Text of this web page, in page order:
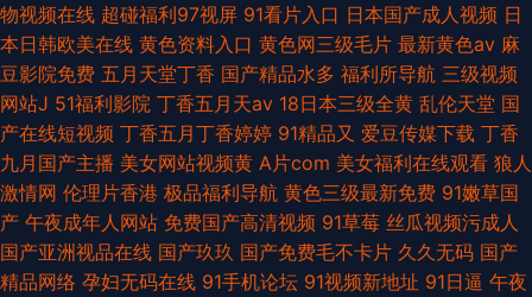
物视频在线 超碰福利97视屏 91看片入口 日本国产成人视频 日
本日韩欧美在线 黄色资料入口 黄色网三级毛片 最新黄色av 麻
豆影院免费 五月天堂丁香 国产精品水多 福利所导航 三级视频
网站J 51福利影院 丁香五月天av 18日本三级全黄 乱伦天堂 国
产在线短视频 丁香五月丁香婷婷 91精品又 爱豆传媒下载 丁香
九月国产主播 美女网站视频黄 A片com 美女福利在线观看 狼人
激情网 伦理片香港 极品福利导航 黄色三级最新免费 91嫩草国
产 午夜成年人网站 免费国产高清视频 91草莓 丝瓜视频污成人
国产亚洲视品在线 国产玖玖 国产免费毛不卡片 久久无码 国产
精品网络 孕妇无码在线 91手机论坛 91视频新地址 91日逼 午夜